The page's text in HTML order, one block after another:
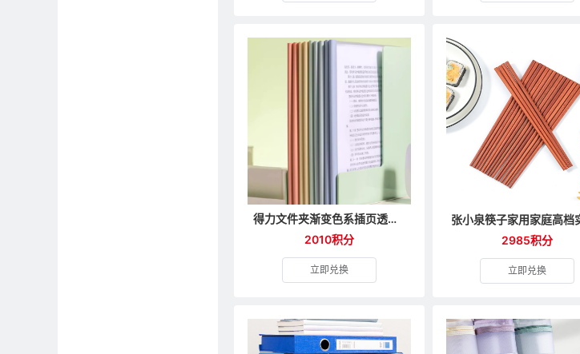
得力文件夹渐变色系插页透明夹
2010积分
立即兑换
2985积分
立即兑换